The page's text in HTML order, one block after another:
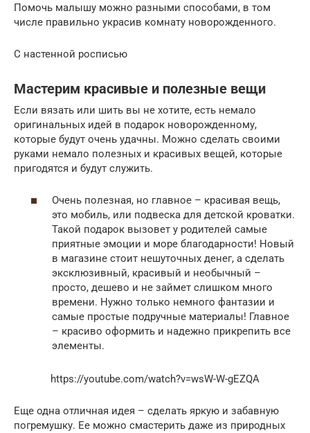
Помочь малышу можно разными способами, в том
числе правильно украсив комнату новорожденного.
С настенной росписью
Мастерим красивые и полезные вещи
Если вязать или шить вы не хотите, есть немало
оригинальных идей в подарок новорожденному,
которые будут очень удачны. Можно сделать своими
руками немало полезных и красивых вещей, которые
пригодятся и будут служить.
Очень полезная, но главное – красивая вещь,
это мобиль, или подвеска для детской кроватки.
Такой подарок вызовет у родителей самые
приятные эмоции и море благодарности! Новый
в магазине стоит нешуточных денег, а сделать
эксклюзивный, красивый и необычный –
просто, дешево и не займет слишком много
времени. Нужно только немного фантазии и
самые простые подручные материалы! Главное
– красиво оформить и надежно прикрепить все
элементы.
https://youtube.com/watch?v=wsW-W-gEZQA
Еще одна отличная идея – сделать яркую и забавную
погремушку. Ее можно смастерить даже из природных